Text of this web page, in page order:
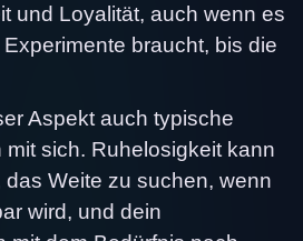
und Loyalität, auch wenn es
braucht, bis die
Aspekt auch typische
sich. Ruhelosigkeit kann
Weite zu suchen, wenn
wird, und dein